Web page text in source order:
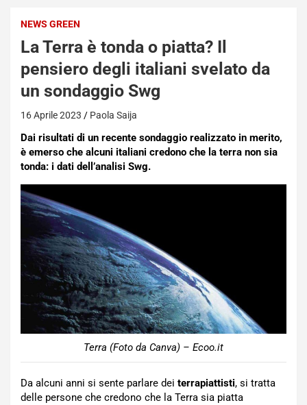
NEWS GREEN
La Terra è tonda o piatta? Il
pensiero degli italiani svelato da
un sondaggio Swg
16 Aprile 2023 Paola Saija
Dai risultati di un recente sondaggio realizzato in merito,
è emerso che alcuni italiani credono che la terra non sia
tonda: i dati dell’analisi Swg.
Terra (Foto da Canva) – Ecoo.it
Da alcuni anni si sente parlare dei terrapiattisti, si tratta
delle persone che credono che la Terra sia piatta